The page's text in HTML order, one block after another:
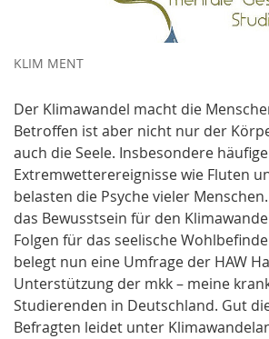
KLIM MENT
Der Klimawandel macht die
Betroffen ist aber nicht nur der
auch die Seele. Insbesondere häufige
Extremwetterereignisse wie Fluten
belasten die Psyche vieler
das Bewusstsein für den
Folgen für das seelische
belegt nun eine Umfrage der HAW
Unterstützung der mkk – meine
Studierenden in Deutschland. Gut
Befragten leidet unter